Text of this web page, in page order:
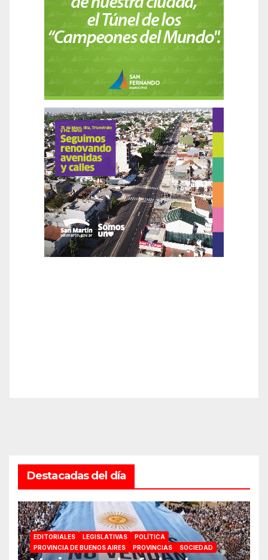
Destacadas del día
EDITORIALES LEGISLATIVAS
POLÍTICA
PROVINCIA DE BUENOS AIRES
PROVINCIAS SOCIEDAD